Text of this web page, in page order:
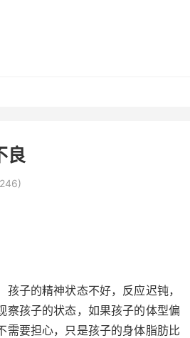
良
子的精神状态不好，反应迟钝，
察孩子的状态，如果孩子的体型偏
需要担心，只是孩子的身体脂肪比